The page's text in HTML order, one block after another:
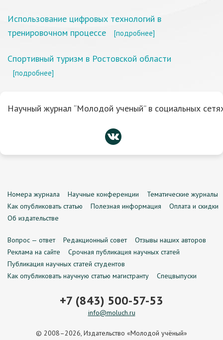
Использование цифровых технологий в
тренировочном процессе
[подробнее]
Спортивный туризм в Ростовской области
[подробнее]
Научный журнал “Молодой ученый” в социальных
Номера журнала Научные конференции
Тематические журналы
Как опубликовать статью
Полезная информация
Оплата и скидки
Об издательстве
Вопрос — ответ Редакционный совет
Отзывы наших авторов
Реклама на сайте
Срочная публикация научных статей
Публикация научных статей студентов
Как опубликовать научную статью магистранту
Спецвыпуски
+7 (843) 500-57-53
info@moluch.ru
© 2008–2026, Издательство «Молодой учёный»